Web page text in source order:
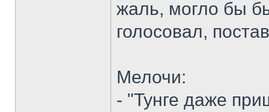
жаль, могло бы
голосовал,
Мелочи:
- "Тунге даже